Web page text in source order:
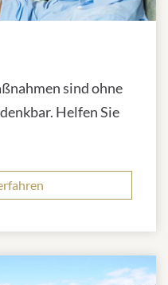
sind ohne
Helfen Sie